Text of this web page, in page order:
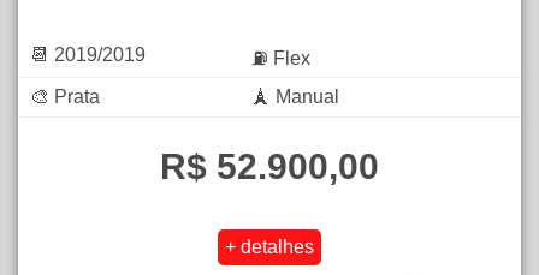
📆 2019/2019
⛽ Flex
🎨 Prata
🗼 Manual
R$ 52.900,00